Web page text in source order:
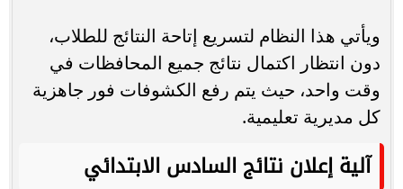
ويأتي هذا النظام لتسريع إتاحة النتائج للطلاب،
دون انتظار اكتمال نتائج جميع المحافظات في
وقت واحد، حيث يتم رفع الكشوفات فور جاهزية
كل مديرية تعليمية.
آلية إعلان نتائج السادس الابتدائي